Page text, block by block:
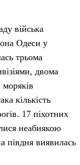
війська
Одеси у
трьома
двома
кількість
17 піхотних
неабиякою
півдня виявилась